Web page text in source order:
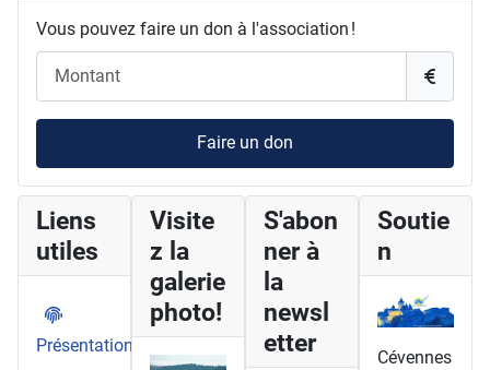
Vous pouvez faire un don à l'association !
Faire un don
Liens
utiles
Présentation
Visite
z la
galerie
photo!
S'abon
ner à
la
newsl
etter
Soutie
n
Cévennes